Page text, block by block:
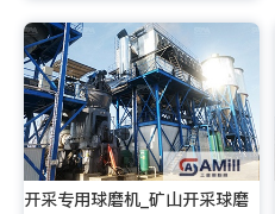
开采专用球磨机_矿山开采球磨